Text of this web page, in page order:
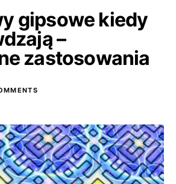
gipsowe kiedy
–
zastosowania